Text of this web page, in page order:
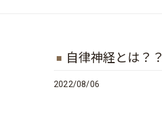
自律神経とは？？
2022/08/06